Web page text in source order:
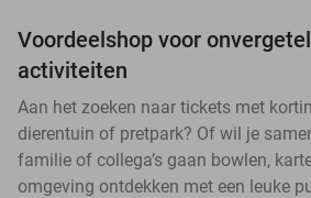
Voordeelshop voor
activiteiten
Aan het zoeken naar tickets met
dierentuin of pretpark? Of wil je
familie of collega’s gaan bowlen,
omgeving ontdekken met een leuke